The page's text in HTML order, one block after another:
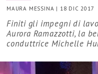
MAURA MESSINA | 18 DIC 2017
Finiti gli impegni di
Aurora Ramazzotti, la
conduttrice Michelle